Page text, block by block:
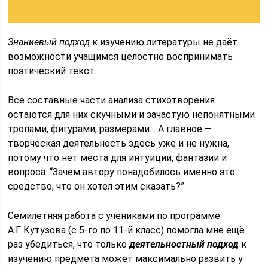
Знаниевый подход к изучению литературы не даёт
возможности учащимся целостно воспринимать
поэтический текст.
Все составные части анализа стихотворения
остаются для них скучными и зачастую непонятными
тропами, фигурами, размерами… А главное —
творческая деятельность здесь уже и не нужна,
потому что нет места для интуиции, фантазии и
вопроса: “Зачем автору понадобилось именно это
средство, что он хотел этим сказать?”
Семилетняя работа с учениками по программе
А.Г. Кутузова (с 5-го по 11-й класс) помогла мне ещё
раз убедиться, что толькодеятельностный подход к
изучению предмета может максимально развить у